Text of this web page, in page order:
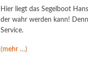
Hier liegt das Segelboot
der wahr werden kann!
Service.
(mehr …)